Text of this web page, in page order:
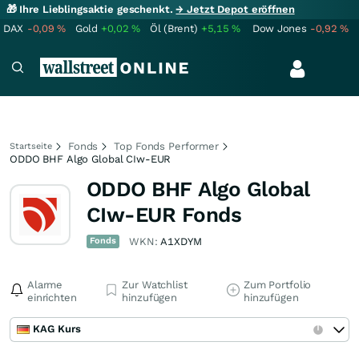
🎁 Ihre Lieblingsaktie geschenkt.→ Jetzt Depot eröffnen
DAX -0,09% Gold +0,02% Öl (Brent) +5,15% Dow Jones -0,92%
Startseite Fonds
Top Fonds Performer
ODDO BHF Algo Global CIw-EUR
ODDO BHF Algo Global
CIw-EUR Fonds
Fonds WKN:A1XDYM
Alarme
einrichten
Zur Watchlist
hinzufügen
Zum Portfolio
hinzufügen
KAG Kurs